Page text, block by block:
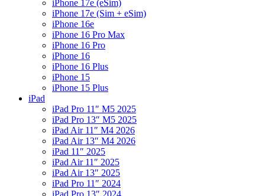
iPhone 17e (eSim)
iPhone 17e (Sim + eSim)
iPhone 16e
iPhone 16 Pro Max
iPhone 16 Pro
iPhone 16
iPhone 16 Plus
iPhone 15
iPhone 15 Plus
iPad
iPad Pro 11″ M5 2025
iPad Pro 13″ M5 2025
iPad Air 11″ M4 2026
iPad Air 13″ M4 2026
iPad 11″ 2025
iPad Air 11″ 2025
iPad Air 13″ 2025
iPad Pro 11″ 2024
iPad Pro 13″ 2024